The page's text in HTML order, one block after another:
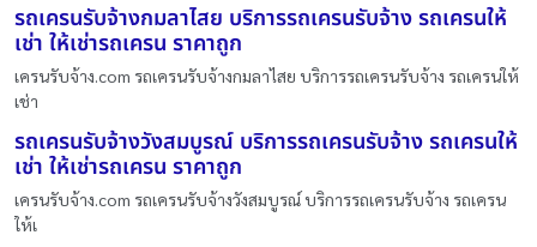
รถเครนรับจ้างกมลาไสย บริการรถเครนรับจ้าง รถเครนให้
เช่า ให้เช่ารถเครน ราคาถูก
เครนรับจ้าง.com รถเครนรับจ้างกมลาไสย บริการรถเครนรับจ้าง รถเครนให้
เช่า
รถเครนรับจ้างวังสมบูรณ์ บริการรถเครนรับจ้าง รถเครนให้
เช่า ให้เช่ารถเครน ราคาถูก
เครนรับจ้าง.com รถเครนรับจ้างวังสมบูรณ์ บริการรถเครนรับจ้าง รถเครน
ให้เ